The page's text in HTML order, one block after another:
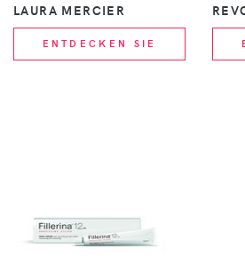
LAURA MERCIER
ENTDECKEN SIE